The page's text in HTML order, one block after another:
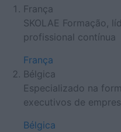
França
SKOLAE Formação,
profissional contínua
França
Bélgica
Especializado na
executivos de
Bélgica